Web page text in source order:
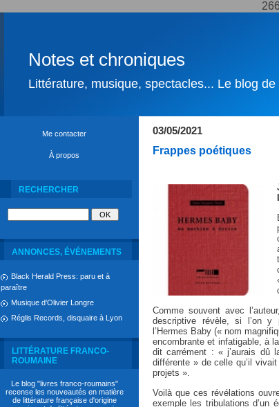
Notes et chroniques
Littérature, musique, spectacles... Le blog
Me contacter
À propos
RECHERCHER
ANNONCES, ÉVÉNEMENTS
Black Herald Press: paru et à
paraître
Musique d'Olivier Longre
Réglis Records, disquaire à Lyon
LITTÉRATURE FRANCO-
ROUMAINE
Le blog "livres franco-roumains"
recense les nouveautés en matière
de littérature française d'origine
03/05/2021
Frappes poétiques
Comme souvent avec
descriptive révèle, si l’on y
l’Hermes Baby (« nom
encombrante et infatigable, à
dit carrément : « j’aurais dû
différente » de celle qu’il
projets ».
Voilà que ces révélations
exemple les tribulations d’un